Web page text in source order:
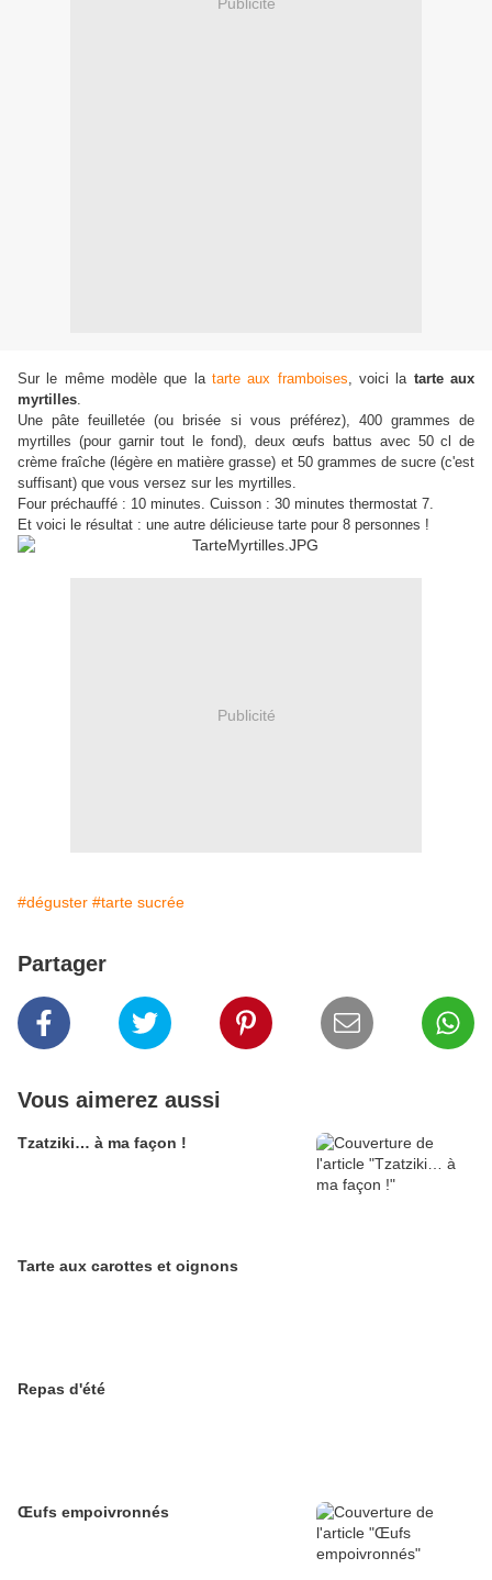
Sur le même modèle que la tarte aux framboises, voici la tarte aux
myrtilles.
Une pâte feuilletée (ou brisée si vous préférez), 400 grammes de
myrtilles (pour garnir tout le fond), deux œufs battus avec 50 cl de
crème fraîche (légère en matière grasse) et 50 grammes de sucre (c'est
suffisant) que vous versez sur les myrtilles.
Four préchauffé : 10 minutes. Cuisson : 30 minutes thermostat 7.
Et voici le résultat : une autre délicieuse tarte pour 8 personnes !
Publicité
#déguster #tarte sucrée
Partager
Vous aimerez aussi
Tzatziki… à ma façon !
Tarte aux carottes et oignons
Repas d'été
Œufs empoivronnés